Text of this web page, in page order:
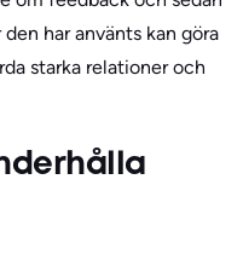
har använts kan göra
starka relationer och